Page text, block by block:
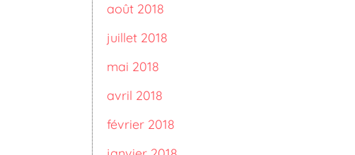
août 2018
juillet 2018
mai 2018
avril 2018
février 2018